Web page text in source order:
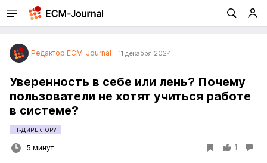
Редактор ECM-Journal 11 декабря 2024
Уверенность в себе или лень? Почему
пользователи не хотят учиться работе
в системе?
IT-ДИРЕКТОРУ
5 минут 1